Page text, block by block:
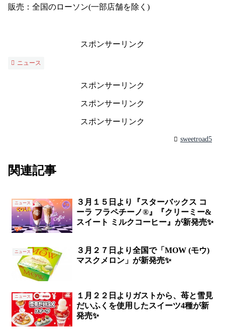
販売：全国のローソン(一部店舗を除く)
スポンサーリンク
ニュース
スポンサーリンク
スポンサーリンク
スポンサーリンク
sweetroad5
関連記事
ニュース
３月１５日より『スターバックス コ
ーラ フラペチーノ®』『クリーミー&
スイート ミルクコーヒー』が新発売✨
ニュース
３月２７日より全国で「MOW (モウ)
マスクメロン」が新発売✨
ニュース
１月２２日よりガストから、苺と雪見
だいふくを使用したスイーツ4種が新
発売✨